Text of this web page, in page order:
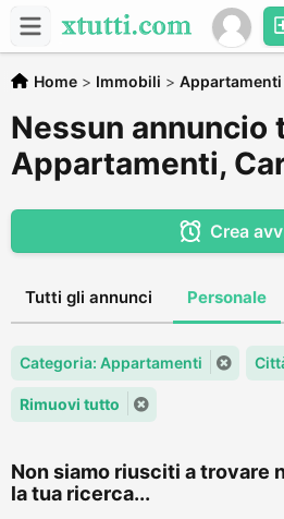
Home > Immobili > Appartamenti
Nessun annuncio
Appartamenti,
Crea
Tutti gli annunci Personale
Categoria: Appartamenti
Rimuovi tutto
Non siamo riusciti a trovare
la tua ricerca...